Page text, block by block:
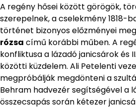
A regény hősei között görögök,
szerepelnek, a cselekmény 1818-
történet bizonyos előzményei
rózsa című korábbi műben. A
konfliktusa a lázadó janicsárok és
közötti küzdelem. Ali Petelenti
megpróbálják megdönteni a
Behram hadvezér segítségével a
összecsapás során kétezer